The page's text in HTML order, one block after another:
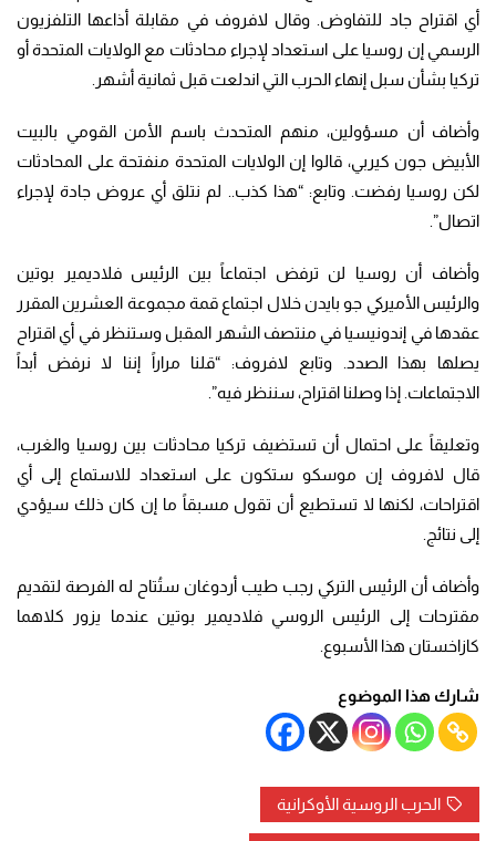
أي اقتراح جاد للتفاوض. وقال لافروف في مقابلة أذاعها التلفزيون
الرسمي إن روسيا على استعداد لإجراء محادثات مع الولايات المتحدة أو
تركيا بشأن سبل إنهاء الحرب التي اندلعت قبل ثمانية أشهر.
وأضاف أن مسؤولين، منهم المتحدث باسم الأمن القومي بالبيت
الأبيض جون كيربي، قالوا إن الولايات المتحدة منفتحة على المحادثات
لكن روسيا رفضت. وتابع: “هذا كذب.. لم نتلق أي عروض جادة لإجراء
اتصال”.
وأضاف أن روسيا لن ترفض اجتماعاً بين الرئيس فلاديمير بوتين
والرئيس الأميركي جو بايدن خلال اجتماع قمة مجموعة العشرين المقرر
عقدها في إندونيسيا في منتصف الشهر المقبل وستنظر في أي اقتراح
يصلها بهذا الصدد. وتابع لافروف: “قلنا مراراً إننا لا نرفض أبداً
الاجتماعات. إذا وصلنا اقتراح، سننظر فيه”.
وتعليقاً على احتمال أن تستضيف تركيا محادثات بين روسيا والغرب،
قال لافروف إن موسكو ستكون على استعداد للاستماع إلى أي
اقتراحات، لكنها لا تستطيع أن تقول مسبقاً ما إن كان ذلك سيؤدي
إلى نتائج.
وأضاف أن الرئيس التركي رجب طيب أردوغان ستُتاح له الفرصة لتقديم
مقترحات إلى الرئيس الروسي فلاديمير بوتين عندما يزور كلاهما
كازاخستان هذا الأسبوع.
شارك هذا الموضوع
الحرب الروسية الأوكرانية